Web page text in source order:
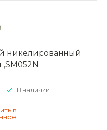
никелированный
,SM052N
В наличии